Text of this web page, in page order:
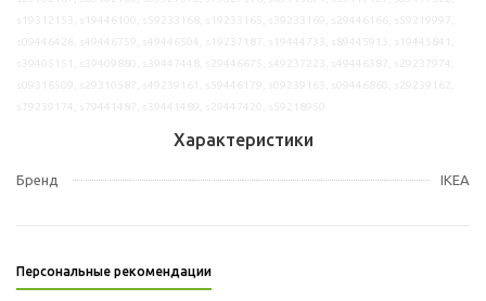
Характеристики
Бренд IKEA
Персональные рекомендации